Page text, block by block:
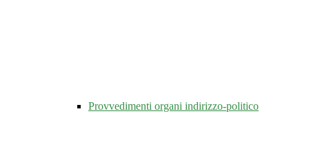
Provvedimenti organi indirizzo-politico